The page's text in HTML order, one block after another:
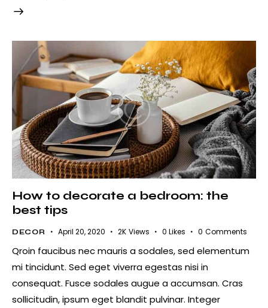
How to decorate a bedroom: the
best tips
DECOR April 20, 2020 2K Views 0 Likes 0 Comments
Qroin faucibus nec mauris a sodales, sed elementum
mi tincidunt. Sed eget viverra egestas nisi in
consequat. Fusce sodales augue a accumsan. Cras
sollicitudin, ipsum eget blandit pulvinar. Integer